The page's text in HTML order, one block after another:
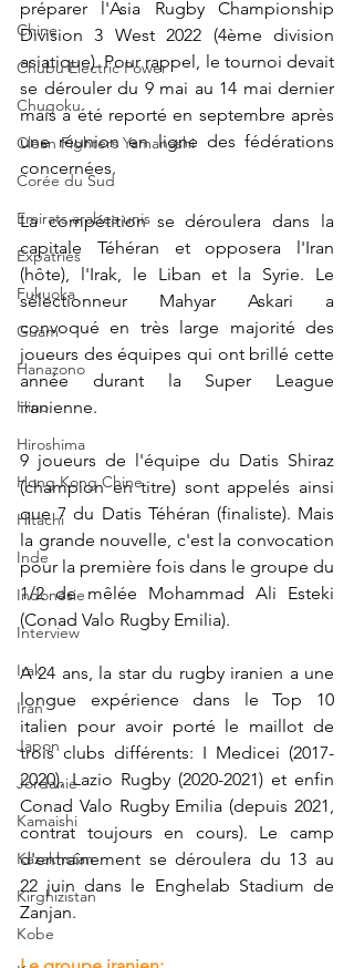
Chine
Chubu Electric Power
Chugoku
Clean Fighters Yamanashi
Corée du Sud
Emirats arabes unis
Expatriés
Fukuoka
Guam
Hanazono
Hino
Hiroshima
Hong Kong Chine
Hitachi
Inde
Indonésie
Interview
Irak
Iran
Japon
Jordanie
Kamaishi
Kazakhstan
Kirghizistan
Kobe
préparer l'Asia Rugby Championship
Division 3 West 2022 (4ème division
asiatique). Pour rappel, le tournoi devait
se dérouler du 9 mai au 14 mai dernier
mais a été reporté en septembre après
une réunion en ligne des fédérations
concernées.
La compétition se déroulera dans la
capitale Téhéran et opposera l'Iran
(hôte), l'Irak, le Liban et la Syrie. Le
sélectionneur Mahyar Askari a
convoqué en très large majorité des
joueurs des équipes qui ont brillé cette
année durant la Super League
iranienne.
9 joueurs de l'équipe du Datis Shiraz
(champion en titre) sont appelés ainsi
que 7 du Datis Téhéran (finaliste). Mais
la grande nouvelle, c'est la convocation
pour la première fois dans le groupe du
1/2 de mêlée Mohammad Ali Esteki
(Conad Valo Rugby Emilia).
A 24 ans, la star du rugby iranien a une
longue expérience dans le Top 10
italien pour avoir porté le maillot de
trois clubs différents: I Medicei (2017-
2020), Lazio Rugby (2020-2021) et enfin
Conad Valo Rugby Emilia (depuis 2021,
contrat toujours en cours). Le camp
d'entraînement se déroulera du 13 au
22 juin dans le Enghelab Stadium de
Zanjan.